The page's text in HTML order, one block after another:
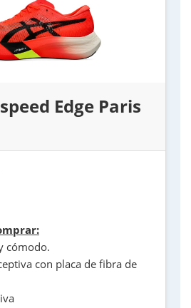
Edge Paris
cómodo.
con placa de fibra de